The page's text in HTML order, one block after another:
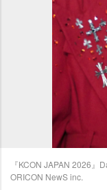
『KCON JAPAN 2026』
ORICON NewS inc.